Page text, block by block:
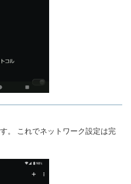
。 これでネットワーク設定は完